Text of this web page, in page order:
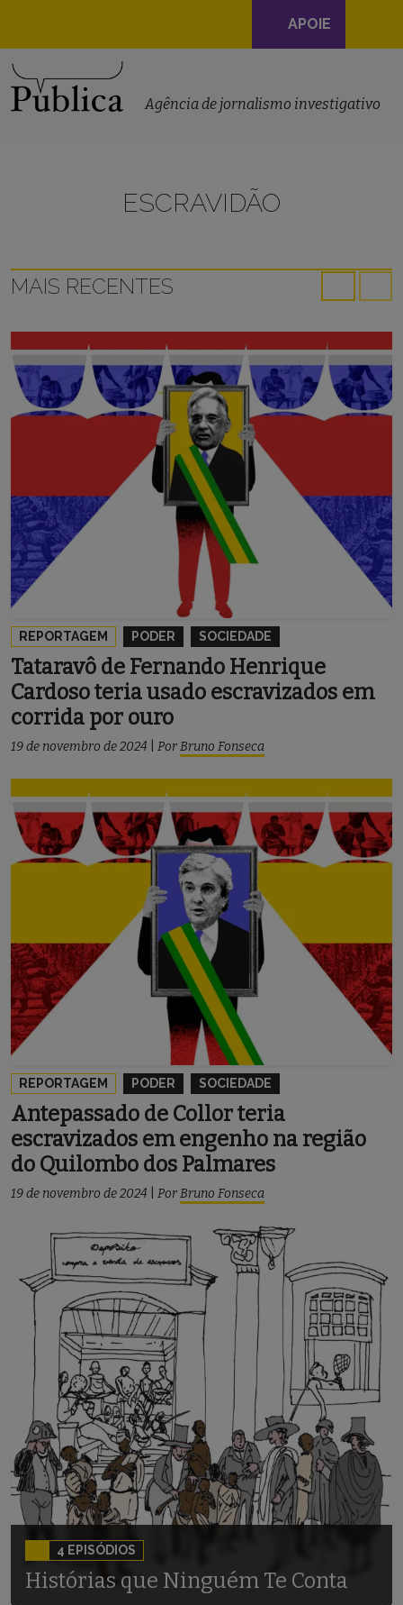
Navegação
principal
APOIE
Agência de jornalismo investigativo
ESCRAVIDÃO
MAIS RECENTES
REPORTAGEM PODER SOCIEDADE
Tataravô de Fernando Henrique
Cardoso teria usado escravizados em
corrida por ouro
19 de novembro de 2024 PorBruno Fonseca
REPORTAGEM PODER SOCIEDADE
Antepassado de Collor teria
escravizados em engenho na região
do Quilombo dos Palmares
19 de novembro de 2024 PorBruno Fonseca
4 EPISÓDIOS
Histórias que Ninguém Te Conta